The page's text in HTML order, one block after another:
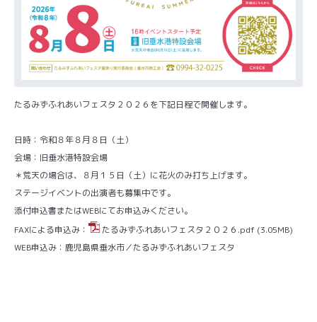
たるみずふれあいフェスタ２０２６を下記日程で開催します。
日時：令和８年８月８日（土）
会場：旧垂水港特設会場
＊荒天の場合は、８月１５日（土）に花火のみ打ち上げます。
ステージイベントの出演者も募集中です。
添付申込書またはWEBにてお申込みください。
FAXによる申込み：
たるみずふれあいフェスタ２０２６.pdf (3.05MB)
WEB申込み： 鹿児島県垂水市／たるみずふれあいフェスタ